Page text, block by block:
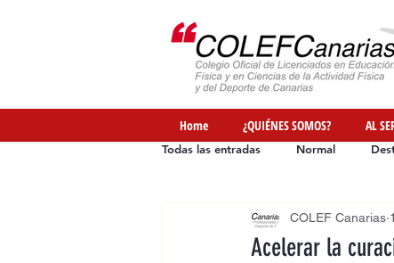
Home ¿QUIÉNES SOMOS? AL
Todas las entradas Normal
Ofertas de Empleo Formación
Acelerar la
COLEF Canarias